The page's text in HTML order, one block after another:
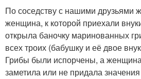
По соседству с нашими друзьями
женщина, к которой приехали
открыла баночку маринованных
всех троих (бабушку и её двое
Грибы были испорчены, а
заметила или не придала